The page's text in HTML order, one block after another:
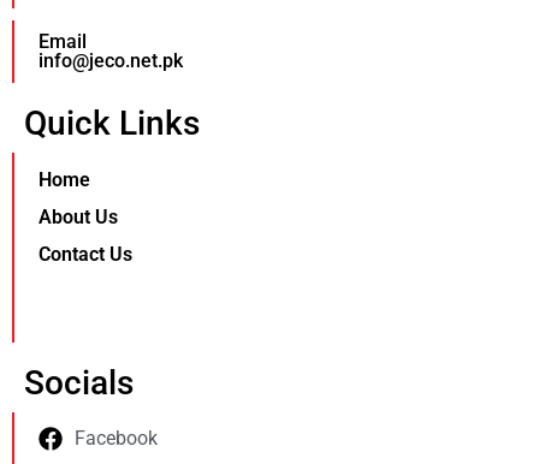
Email
info@jeco.net.pk
Quick Links
Home
About Us
Contact Us
Socials
Facebook